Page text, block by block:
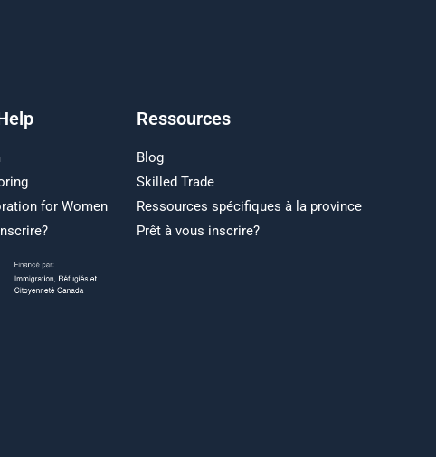
for Women
Ressources
Blog
Skilled Trade
Ressources spécifiques à la province
Prêt à vous inscrire?